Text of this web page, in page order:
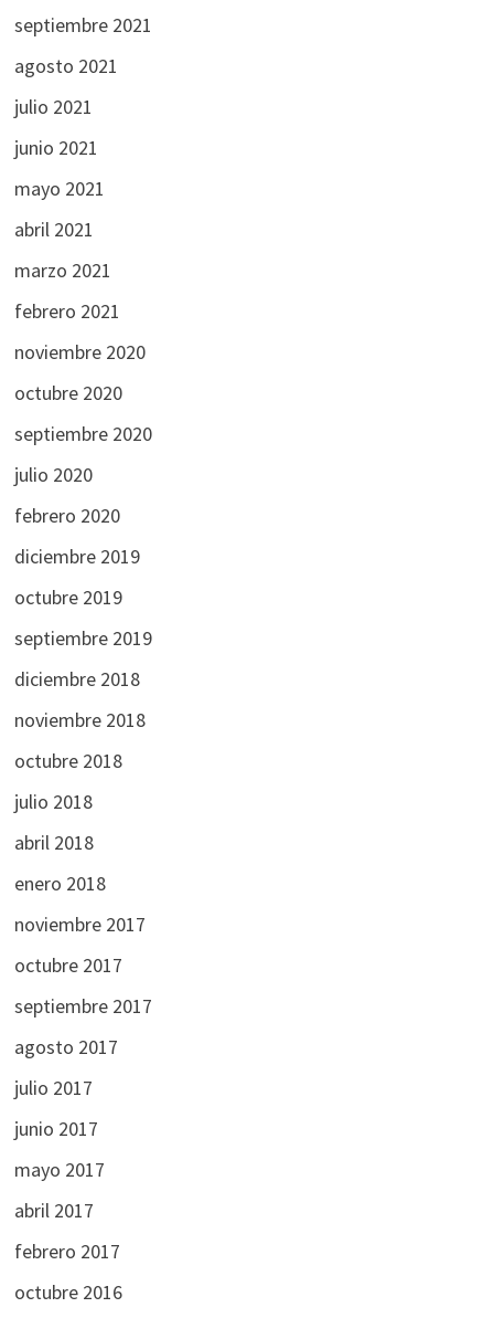
septiembre 2021
agosto 2021
julio 2021
junio 2021
mayo 2021
abril 2021
marzo 2021
febrero 2021
noviembre 2020
octubre 2020
septiembre 2020
julio 2020
febrero 2020
diciembre 2019
octubre 2019
septiembre 2019
diciembre 2018
noviembre 2018
octubre 2018
julio 2018
abril 2018
enero 2018
noviembre 2017
octubre 2017
septiembre 2017
agosto 2017
julio 2017
junio 2017
mayo 2017
abril 2017
febrero 2017
octubre 2016